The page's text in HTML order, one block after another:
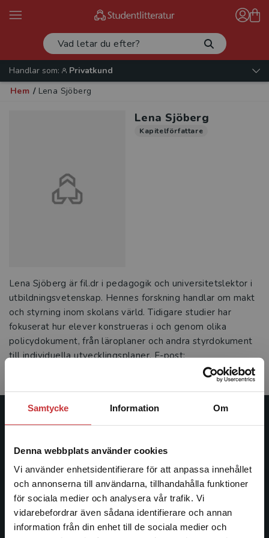
Samtycke Information Om
Denna webbplats använder cookies
Vi använder enhetsidentifierare för att anpassa innehållet
och annonserna till användarna, tillhandahålla funktioner
för sociala medier och analysera vår trafik. Vi
vidarebefordrar även sådana identifierare och annan
information från din enhet till de sociala medier och
Begränsad fraktregion
Handlar som:
Privatkund
Hem / Lena Sjöberg
Lena Sjöberg
Kapitelförfattare
Lena Sjöberg är fil.dr i pedagogik och universitetslektor i
utbildningsvetenskap. Hennes forskning handlar om makt
och styrning inom skolans värld. Tidigare studier har
fokuserat hur elever konstrueras i och genom olika
policydokument, från läroplaner och andra styrdokument
till individuella utvecklingsplaner. E-post:
Studentlitteratur
Studentlitteratur grundades 1963 och är idag Sveriges
ledande utbildningsförlag. Med läromedel, kurslitteratur,
facklitteratur, utbildningar och digitala
informationstjänster i utbudet, finns Studentlitteratur med
längs hela kunskapsresan.